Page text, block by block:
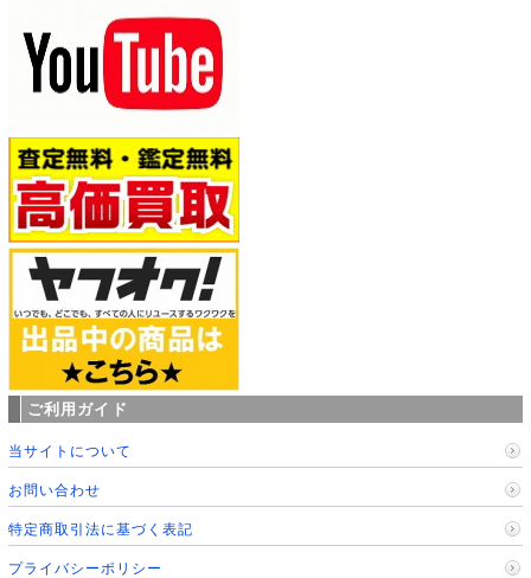
ご利用ガイド
当サイトについて
お問い合わせ
特定商取引法に基づく表記
プライバシーポリシー